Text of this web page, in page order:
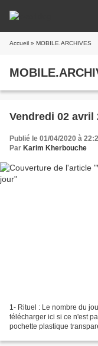
Accueil » MOBILE.ARCHIVES
Vendredi 02 avril
Publié le 01/04/2020 à
Par Karim Kherbouche
1- Rituel : Le nombre du
télécharger ici si ce n'est
pochette plastique